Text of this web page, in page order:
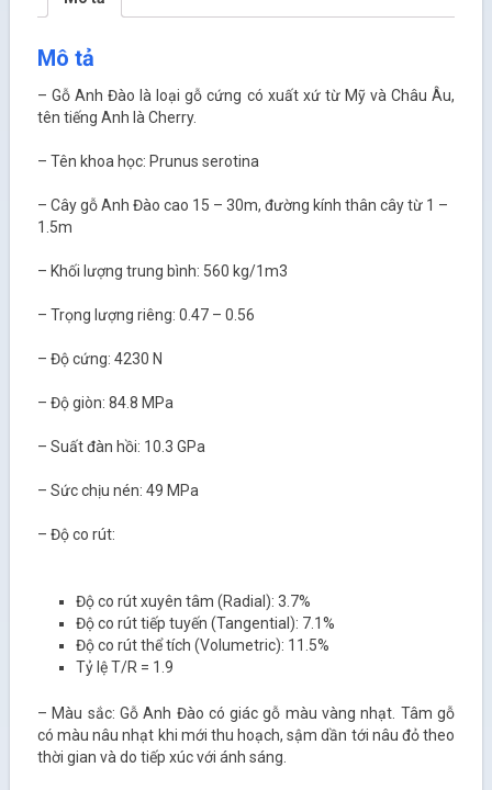
Mô tả
– Gỗ Anh Đào là loại gỗ cứng có xuất xứ từ Mỹ và Châu Âu,
tên tiếng Anh là Cherry.
– Tên khoa học: Prunus serotina
– Cây gỗ Anh Đào cao 15 – 30m, đường kính thân cây từ 1 –
1.5m
– Khối lượng trung bình: 560 kg/1m3
– Trọng lượng riêng: 0.47 – 0.56
– Độ cứng: 4230 N
– Độ giòn: 84.8 MPa
– Suất đàn hồi: 10.3 GPa
– Sức chịu nén: 49 MPa
– Độ co rút:
Độ co rút xuyên tâm (Radial): 3.7%
Độ co rút tiếp tuyến (Tangential): 7.1%
Độ co rút thể tích (Volumetric): 11.5%
Tỷ lệ T/R = 1.9
– Màu sắc: Gỗ Anh Đào có giác gỗ màu vàng nhạt. Tâm gỗ
có màu nâu nhạt khi mới thu hoạch, sậm dần tới nâu đỏ theo
thời gian và do tiếp xúc với ánh sáng.